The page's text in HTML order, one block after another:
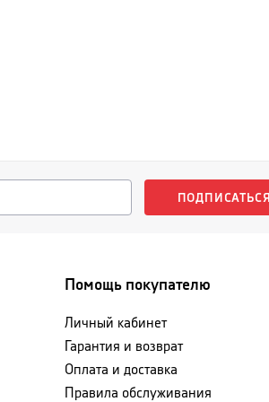
ПОДПИСАТЬСЯ
Помощь покупателю
Личный кабинет
Гарантия и возврат
Оплата и доставка
Правила обслуживания